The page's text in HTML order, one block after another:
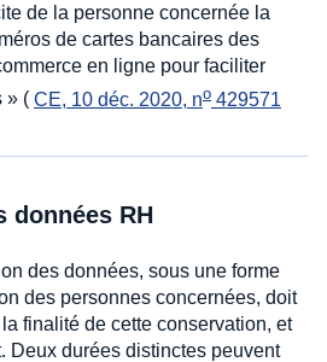
de la personne concernée la
de cartes bancaires des
en ligne pour faciliter
» ( CE, 10 déc. 2020, no 429571
données RH
des données, sous une forme
des personnes concernées, doit
finalité de cette conservation, et
Deux durées distinctes peuvent